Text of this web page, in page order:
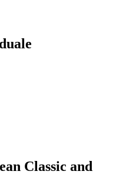
Classic and